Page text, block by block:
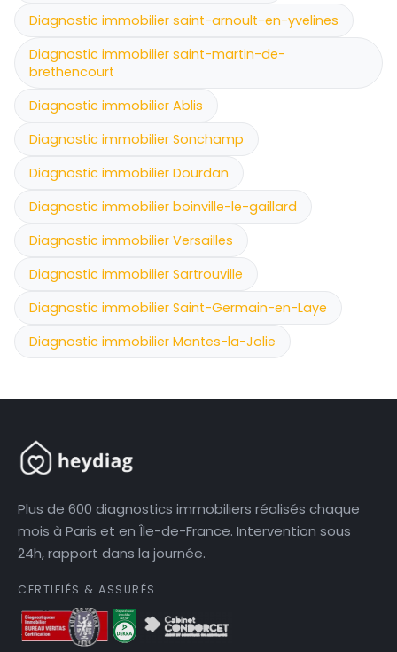
Diagnostic immobilier saint-arnoult-en-yvelines
Diagnostic immobilier saint-martin-de-
brethencourt
Diagnostic immobilier Ablis
Diagnostic immobilier Sonchamp
Diagnostic immobilier Dourdan
Diagnostic immobilier boinville-le-gaillard
Diagnostic immobilier Versailles
Diagnostic immobilier Sartrouville
Diagnostic immobilier Saint-Germain-en-Laye
Diagnostic immobilier Mantes-la-Jolie
Plus de 600 diagnostics immobiliers réalisés chaque
mois à Paris et en Île-de-France. Intervention sous
24h, rapport dans la journée.
CERTIFIÉS & ASSURÉS